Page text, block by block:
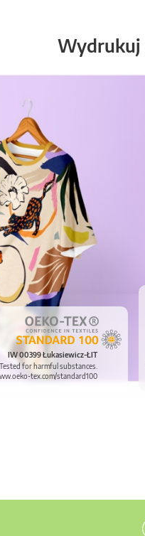
Wydrukuj
IW 00399 Łukasiewicz-ŁIT
Tested for harmful substances.
tex.com/standard100